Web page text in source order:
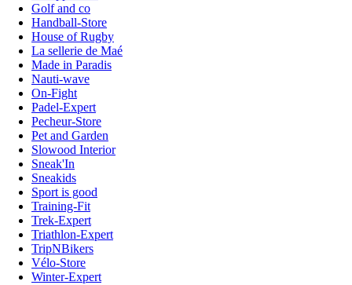
Golf and co
Handball-Store
House of Rugby
La sellerie de Maé
Made in Paradis
Nauti-wave
On-Fight
Padel-Expert
Pecheur-Store
Pet and Garden
Slowood Interior
Sneak'In
Sneakids
Sport is good
Training-Fit
Trek-Expert
Triathlon-Expert
TripNBikers
Vélo-Store
Winter-Expert